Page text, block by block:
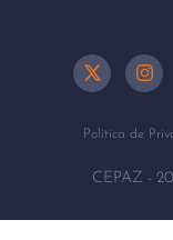
Política de
CEPAZ -